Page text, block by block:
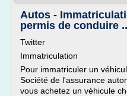
Autos -
permis de conduire
Twitter
Immatriculation
Pour immatriculer un
Société de l'assurance
vous achetez un véhicule